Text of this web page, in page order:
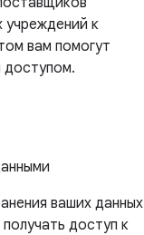
учреждений к
вам помогут
доступом.
ваших данных
доступ к